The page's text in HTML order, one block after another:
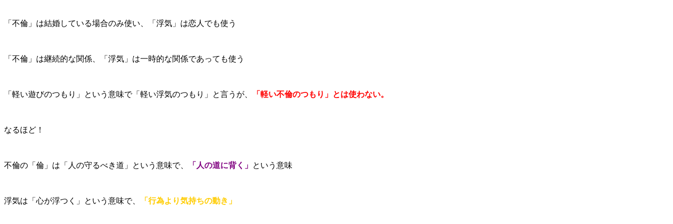
「不倫」は結婚している場合のみ使い、「浮気」は恋人でも使う
「不倫」は継続的な関係、「浮気」は一時的な関係であっても使う
「軽い遊びのつもり」という意味で「軽い浮気のつもり」と言うが、 「軽い不倫のつもり」とは使わない。
なるほど！
不倫の「倫」は「人の守るべき道」という意味で、 「人の道に背く」 という意味
浮気は「心が浮つく」という意味で、 「行為より気持ちの動き」